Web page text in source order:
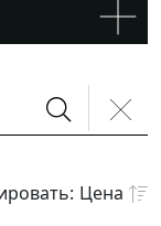
Цена